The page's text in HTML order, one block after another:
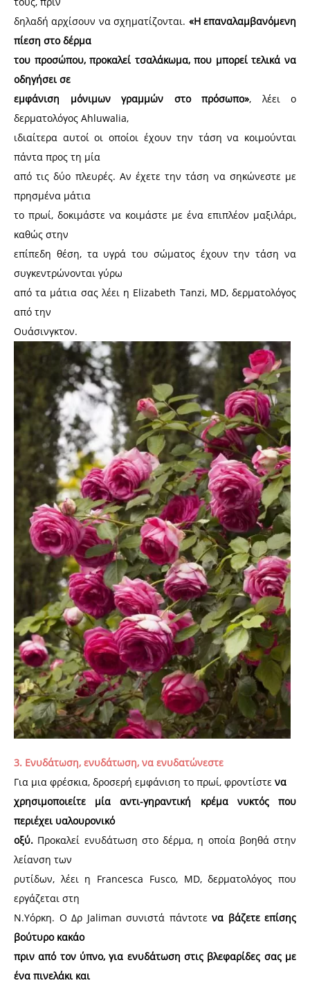
δηλαδή αρχίσουν να σχηματίζονται. «Η επαναλαμβανόμενη
πίεση στο δέρμα
του προσώπου, προκαλεί τσαλάκωμα, που μπορεί τελικά να
οδηγήσει σε
εμφάνιση μόνιμων γραμμών στο πρόσωπο», λέει ο
δερματολόγος Ahluwalia,
ιδιαίτερα αυτοί οι οποίοι έχουν την τάση να κοιμούνται
πάντα προς τη μία
από τις δύο πλευρές. Αν έχετε την τάση να σηκώνεστε με
πρησμένα μάτια
το πρωί, δοκιμάστε να κοιμάστε με ένα επιπλέον μαξιλάρι,
καθώς στην
επίπεδη θέση, τα υγρά του σώματος έχουν την τάση να
συγκεντρώνονται γύρω
από τα μάτια σας λέει η Elizabeth Tanzi, MD, δερματολόγος
από την
Ουάσινγκτον.
3. Ενυδάτωση, ενυδάτωση, να ενυδατώνεστε
Για μια φρέσκια, δροσερή εμφάνιση το πρωί, φροντίστε να
χρησιμοποιείτε μία αντι-γηραντική κρέμα νυκτός που
περιέχει υαλουρονικό
οξύ. Προκαλεί ενυδάτωση στο δέρμα, η οποία βοηθά στην
λείανση των
ρυτίδων, λέει η Francesca Fusco, MD, δερματολόγος που
εργάζεται στη
Ν.Υόρκη. Ο Δρ Jaliman συνιστά πάντοτε να βάζετε επίσης
βούτυρο κακάο
πριν από τον ύπνο, για ενυδάτωση στις βλεφαρίδες σας με
ένα πινελάκι και